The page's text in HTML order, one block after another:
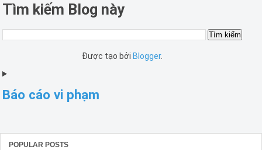
Tìm kiếm Blog này
Được tạo bởi Blogger.
Báo cáo vi phạm
POPULAR POSTS